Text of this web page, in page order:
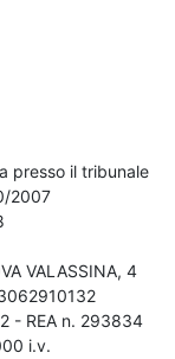
presso il tribunale
2007
VALASSINA, 4
- REA n. 293834
i.v.